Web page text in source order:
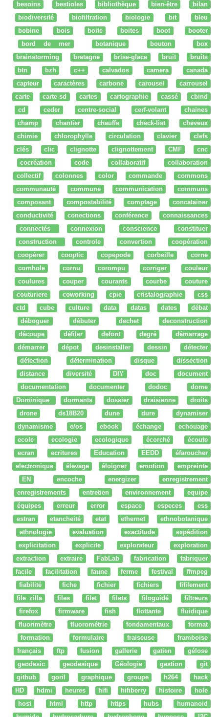
besoins
bestioles bibliothèque bien-être
bilan
biodiversité
biofiltration biologie bit
bleu
bobine
bois boite boites boot
booter
bord de mer
botanique bouton
box
brainstorming
bretagne brise-glace bruit
bruits
btn
bzh c++ calvados camera
canada
capteur
caractères carbone carousel
carrousel
carte
carte sd cartes cartographie cassé
cbind
cd
ceder centre-social cerf-volant
chaines
champ
chantier chauffe check-list
cheveux
chimie
chlorophylle circulation clavier
clefs
clés
clic clignotte clignottement CMF
cnc
cocréation
code collaboratif
collaboration
collectif
colonnes color commande
commons
communauté
commune communication
communs
composant
compostabilité comptage
concatainer
conductivité
conections conférence
connaissances
connectés
connexion conscience
constituer
construction
controle convertion
coopération
coopérer
cooptic copepode corbeille
corne
cornhole
cornu corompu corriger
couleur
coulures
couper courants courbe
couture
couturiere
coworking cpie cristalographie
css
ctd
cube culture data datas dates
débat
déboguer
débuter dechet
deconstruction
découpe
défiler defont degré
démarrage
démarrer
dépot desinstaller dessin
détecter
détection
détermination disque
dissection
distance
diversité DIY doc
document
documentation
documenter dodoc
dome
Dominique
dormants dossier draisienne
droits
drone
ds18B20 dune dure
dynamiser
dynamisme
e/os ebook échange
echouage
ecole
ecologie ecologique écorché
écoute
ecran
ecritures Education EEDD
éfaroucher
electronique
élevage éloigner emotion
empreinte
EN
encoche energizer
enregistrement
enregistrements
entretien environnement
equipe
équipes
erreur error espace especes
ess
estran
etancheité etat ethernet
ethnobotanique
ethnologie
evaluation exactitude
expédition
explicitation
explicite explorateur
exploration
extraction
extraire FabLab fabrication
fabriquer
facile
facilitation faune ferme festival
ffmpeg
fiabilité
fiche fichier fichiers
fifilement
file zilla
files filet filets filoguidé
filtreurs
firefox
firmware fish flottante
fluidique
fluorimètre
fluorométrie fondamentaux
format
formation
formulaire fraiseuse
framboise
français
ftp fusion gallerie gatien
gélose
geodesic
geodesique Géologie gestion
git
github
goril graphique groupe h264
hack
HD
hdmi heures hifi hifiberry histoire
hole
host
html http https hubs
humanoid